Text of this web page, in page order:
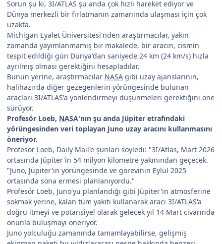
Sorun şu ki, 3I/ATLAS şu anda çok hızlı hareket ediyor ve
Dünya merkezli bir fırlatmanın zamanında ulaşması için çok
uzakta.
Michigan Eyalet Üniversitesi'nden araştırmacılar, yakın
zamanda yayımlanmamış bir makalede, bir aracın, cismin
tespit edildiği gün Dünya'dan saniyede 24 km (24 km/s) hızla
ayrılmış olması gerektiğini hesapladılar.
Bunun yerine, araştırmacılar NASA gibi uzay ajanslarının,
halihazırda diğer gezegenlerin yörüngesinde bulunan
araçları 3I/ATLAS'a yönlendirmeyi düşünmeleri gerektiğini öne
sürüyor.
Profesör Loeb, NASA'nın şu anda Jüpiter etrafındaki
yörüngesinden veri toplayan Juno uzay aracını kullanmasını
öneriyor.
Profesör Loeb, Daily Mail'e şunları söyledi: "3I/Atlas, Mart 2026
ortasında Jüpiter'in 54 milyon kilometre yakınından geçecek.
"Juno, Jüpiter'in yörüngesinde ve görevinin Eylül 2025
ortasında sona ermesi planlanıyordu."
Profesör Loeb, Juno'yu planlandığı gibi Jüpiter'in atmosferine
sokmak yerine, kalan tüm yakıtı kullanarak aracı 3I/ATLAS'a
doğru itmeyi ve potansiyel olarak gelecek yıl 14 Mart civarında
onunla buluşmayı öneriyor.
Juno yolculuğu zamanında tamamlayabilirse, gelişmiş